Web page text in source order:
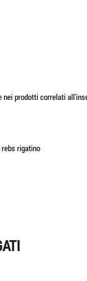
prodotti correlati
rigatino